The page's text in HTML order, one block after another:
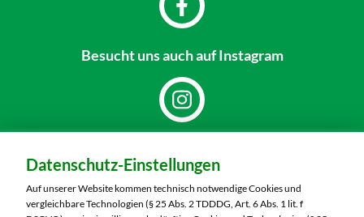
Besucht unsauch auf Instagram
MARKTKAUF Nürnberg-Mögeldorf
Laufamholzstraße 40/42
90482 Nürnberg
Datenschutz-Einstellungen
Auf unserer Website kommen technisch notwendige Cookies und
vergleichbare Technologien (§ 25 Abs. 2 TDDDG, Art. 6 Abs. 1 lit. f